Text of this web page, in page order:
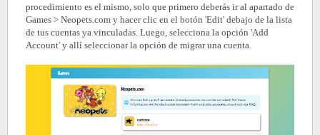
procedimiento es el mismo, solo que primero deberás ir al apartado de
Games > Neopets.com y hacer clic en el botón 'Edit' debajo de la lista
de tus cuentas ya vinculadas. Luego, selecciona la opción 'Add
Account' y allí seleccionar la opción de migrar una cuenta.